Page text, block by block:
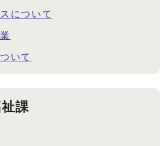
について
いて
課